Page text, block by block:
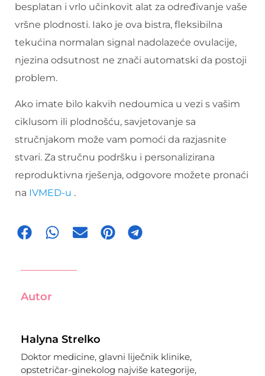
besplatan i vrlo učinkovit alat za određivanje vaše
vršne plodnosti. Iako je ova bistra, fleksibilna
tekućina normalan signal nadolazeće ovulacije,
njezina odsutnost ne znači automatski da postoji
problem.
Ako imate bilo kakvih nedoumica u vezi s vašim
ciklusom ili plodnošću, savjetovanje sa
stručnjakom može vam pomoći da razjasnite
stvari. Za stručnu podršku i personalizirana
reproduktivna rješenja, odgovore možete pronaći
na IVMED-u .
Autor
Halyna Strelko
Doktor medicine, glavni liječnik klinike,
opstetričar-ginekolog najviše kategorije,